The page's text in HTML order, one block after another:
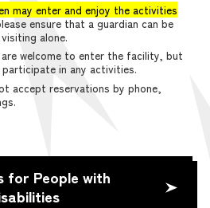
may enter and enjoy the activities
ensure that a guardian can be
alone.
welcome to enter the facility, but
in any activities.
accept reservations by phone,
for People with